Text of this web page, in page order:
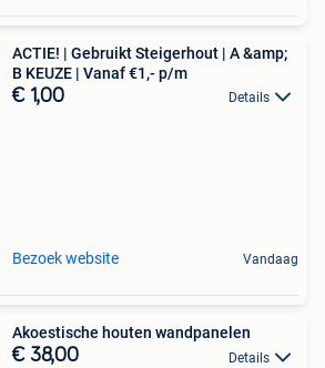
ACTIE! | Gebruikt Steigerhout | A &amp;
B KEUZE | Vanaf €1,- p/m
€ 1,00 Details
Bezoek website Vandaag
Akoestische houten wandpanelen
€ 38,00 Details